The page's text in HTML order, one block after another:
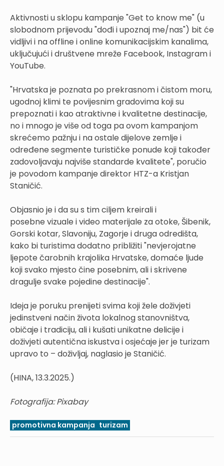
Aktivnosti u sklopu kampanje "Get to know me" (u
slobodnom prijevodu "dođi i upoznaj me/nas") bit će
vidljivi i na offline i online komunikacijskim kanalima,
uključujući i društvene mreže Facebook, Instagram i
YouTube.
"Hrvatska je poznata po prekrasnom i čistom moru,
ugodnoj klimi te povijesnim gradovima koji su
prepoznati i kao atraktivne i kvalitetne destinacije,
no i mnogo je više od toga pa ovom kampanjom
skrećemo pažnju i na ostale dijelove zemlje i
određene segmente turističke ponude koji također
zadovoljavaju najviše standarde kvalitete", poručio
je povodom kampanje direktor HTZ-a Kristjan
Staničić.
Objasnio je i da su s tim ciljem kreirali i
posebne vizuale i video materijale za otoke, Šibenik,
Gorski kotar, Slavoniju, Zagorje i druga odredišta,
kako bi turistima dodatno približiti "nevjerojatne
ljepote čarobnih krajolika Hrvatske, domaće ljude
koji svako mjesto čine posebnim, ali i skrivene
dragulje svake pojedine destinacije".
Ideja je poruku prenijeti svima koji žele doživjeti
jedinstveni način života lokalnog stanovništva,
običaje i tradiciju, ali i kušati unikatne delicije i
doživjeti autentična iskustva i osjećaje jer je turizam
upravo to – doživljaj, naglasio je Staničić.
(HINA, 13.3.2025.)
Fotografija: Pixabay
promotivna kampanja turizam